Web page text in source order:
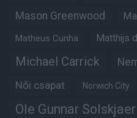
Mason Greenwood
Matheus Cunha Matthijs
Michael Carrick
Női csapat Norwich City
Ole Gunnar Solskjaer